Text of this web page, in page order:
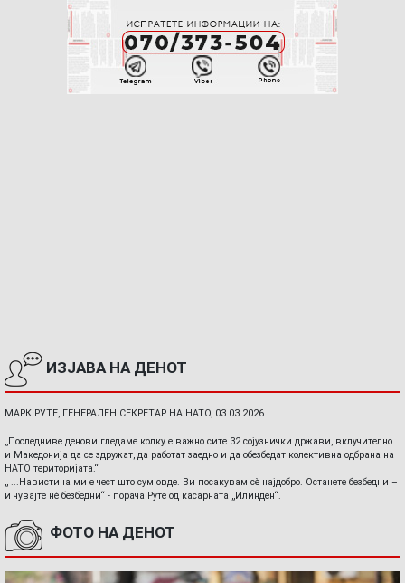
ИЗЈАВА НА ДЕНОТ
МАРК РУТЕ, ГЕНЕРАЛЕН СЕКРЕТАР НА НАТО, 03.03.2026
„Последниве денови гледаме колку е важно сите 32 сојузнички држави, вклучително
и Македонија да се здружат, да работат заедно и да обезбедат колективна одбрана на
НАТО територијата.“
„ ...Навистина ми е чест што сум овде. Ви посакувам сè најдобро. Останете безбедни –
и чувајте нè безбедни“ - порача Руте од касарната „Илинден“.
ФОТО НА ДЕНОТ